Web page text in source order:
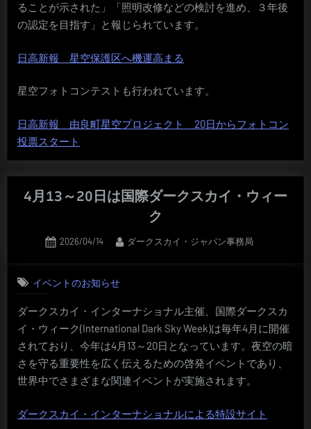
ることが示された」「照明改修などの検討を進め、３年後
の認定を目指す」と報じられています。
日高新報 星空保護区へ機運高まる
星空フォトコンテストも行われています。
日高新報 由良町星空プロジェクト 20日からフォトコン
投票スタート
4月13～20日は国際ダークスカイ・ウィー
ク
Posted
2026/04/14 By
ダークスカイ・ジャパン事務局
イベントのお知らせ
ダークスカイ・インターナショナル主催、国際ダークスカ
イ・ウィーク(International Dark Sky Week)は毎年4月に開催
されており、今年は4月13～20日となっています。夜空の暗
さを守る重要性を広く伝えるための啓発イベントであり、
世界中でさまざまな関連イベントが実施されます。
ダークスカイ・インターナショナルによる特設サイト